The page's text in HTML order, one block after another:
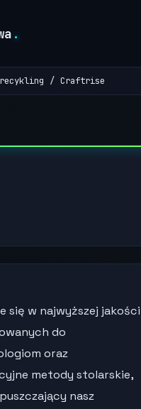
.
Craftrise
się w najwyższej jakości
do
oraz
metody stolarskie,
nasz